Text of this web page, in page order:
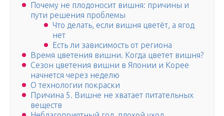
Почему не плодоносит вишня: причины и
пути решения проблемы
Что делать, если вишня цветёт, а ягод
нет
Есть ли зависимость от региона
Время цветения вишни. Когда цветет вишня?
Сезон цветения вишни в Японии и Корее
начнется через неделю
О технологии покраски
Причина 5. Вишне не хватает питательных
веществ